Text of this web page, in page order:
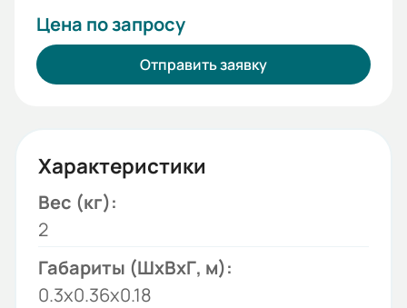
Цена по запросу
Отправить заявку
Характеристики
Вес (кг):
2
Габариты (ШхВхГ, м):
0.3x0.36x0.18